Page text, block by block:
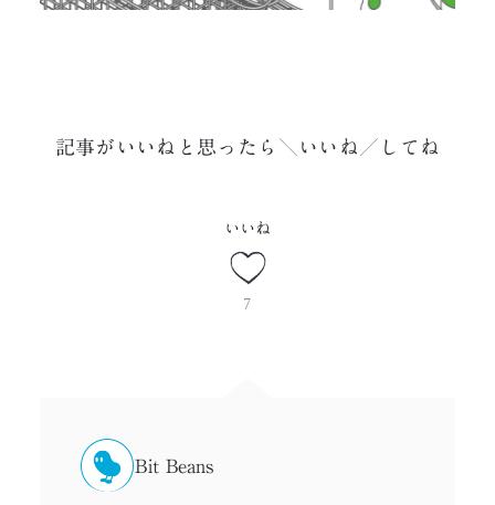
記事がいいねと思ったら＼いいね／してね
いいね
7
Bit Beans